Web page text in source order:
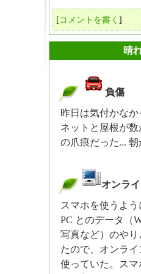
[コメントを書く ]
晴
負傷
昨日は気付かな
ネットと屋根が
の爪痕だった...
オンラ
スマホを使うよ
PC とのデータ（
写真など）のや
たので、オンラ
使っていた。ス